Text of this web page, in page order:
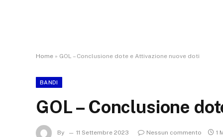
Home » GOL – Conclusione dote e Attivazione nuove doti
BANDI
GOL – Conclusione
By 11 Settembre 2023 Nessun commento 1